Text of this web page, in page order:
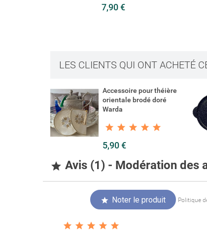
7,90 €
LES CLIENTS QUI ONT ACHETÉ
Accessoire pour théière
orientale brodé doré
Warda
5,90 €
 Avis (1) - Modération des
 Noter le produit Politique
    